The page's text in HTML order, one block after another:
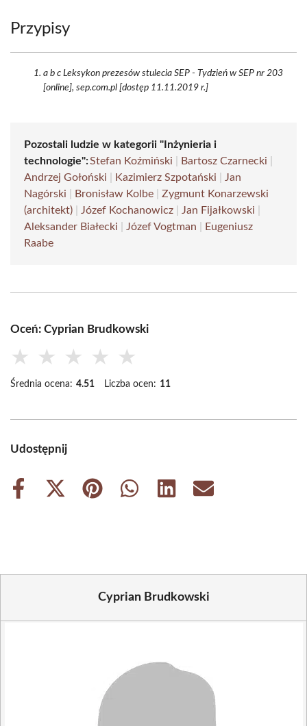
Przypisy
a b c Leksykon prezesów stulecia SEP - Tydzień w SEP nr 203
[online], sep.com.pl [dostęp 11.11.2019 r.]
Pozostali ludzie w kategorii "Inżynieria i
technologie":Stefan Koźmiński Bartosz Czarnecki
Andrzej Gołoński
Kazimierz Szpotański
Jan
Nagórski
Bronisław Kolbe
Zygmunt Konarzewski
(architekt)
Józef Kochanowicz Jan Fijałkowski
Aleksander Białecki
Józef Vogtman
Eugeniusz
Raabe
Oceń: Cyprian Brudkowski
★ ★ ★ ★ ★
Średnia ocena: 4.51 Liczba ocen: 11
Udostępnij
Share
Share
Share
Share
Share
Share
Cyprian Brudkowski